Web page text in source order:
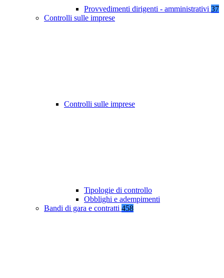
Provvedimenti dirigenti - amministrativi 37
Controlli sulle imprese
Controlli sulle imprese
Tipologie di controllo
Obblighi e adempimenti
Bandi di gara e contratti 458